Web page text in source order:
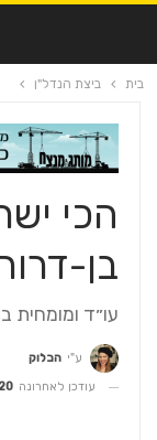
בית ביצת הנדל"ן
הכי
בן-
עו״ד ומומחית
ע"י הבלוק
עודכן לאחרונה 20 אוג, 2020